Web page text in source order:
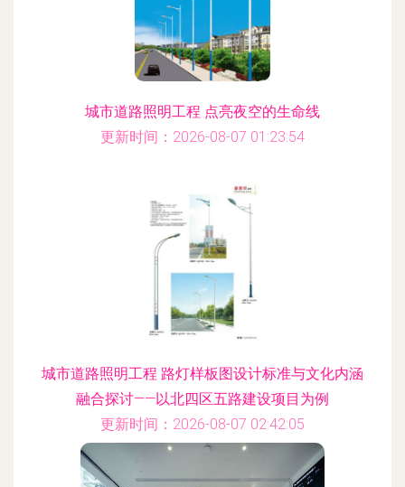
城市道路照明工程 点亮夜空的生命线
更新时间：2026-08-07 01:23:54
城市道路照明工程 路灯样板图设计标准与文化内涵
融合探讨——以北四区五路建设项目为例
更新时间：2026-08-07 02:42:05